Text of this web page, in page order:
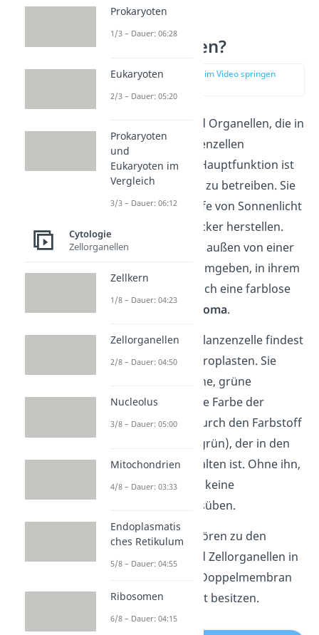
Was sind
Chloroplasten?
zur Stelle im Video springen
sind Organellen, die in
Pflanzen– und Algenzellen
vorkommen. Ihre Hauptfunktion ist
es,Photosynthese
zu betreiben. Sie
können also mithilfe von Sonnenlicht
energiereichen Zucker herstellen.
Chloroplasten sind außen von einer
Doppelmembran umgeben, in ihrem
Inneren befindet sich eine farblose
Flüssigkeit, das
Stroma.
Im Plasma einer Pflanzenzelle findest
du meist viele Chloroplasten. Sie
sehen aus wie kleine, grüne
„Körner”. Die grüne Farbe der
Pflanzen kommt durch den Farbstoff
(Blattgrün), der in den
Chloroplasten erhalten ist. Ohne ihn,
könnte die Pflanze keine
Photosynthese ausüben.
Chloroplasten gehören zu den
Plastiden
. Das sind Zellorganellen in
Pflanzen, die eine Doppelmembran
und eigenes Erbgut besitzen.
Prokaryoten
1/3 – Dauer: 06:28
Eukaryoten
2/3 – Dauer: 05:20
Prokaryoten
und
Eukaryoten im
Vergleich
3/3 – Dauer: 06:12
Cytologie
Zellorganellen
Zellkern
1/8 – Dauer: 04:23
Zellorganellen
2/8 – Dauer: 04:50
Nucleolus
3/8 – Dauer: 05:00
Mitochondrien
4/8 – Dauer: 03:33
Endoplasmatis
ches Retikulum
5/8 – Dauer: 04:55
Ribosomen
6/8 – Dauer: 04:15